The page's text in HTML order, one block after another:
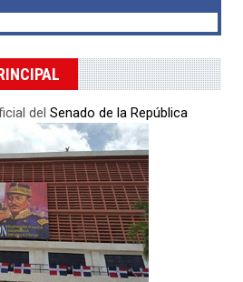
del Senado de la República